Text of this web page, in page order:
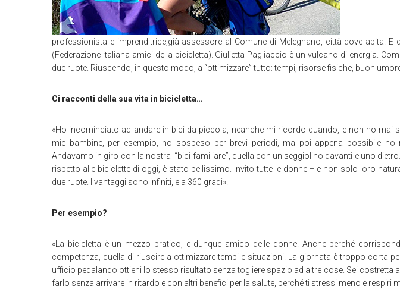
professionista e imprenditrice,già assessore al Comune di Melegnano, città dove abita. E
(Federazione italiana amici della bicicletta). Giulietta Pagliaccio è un vulcano di energia.
due ruote. Riuscendo, in questo modo, a “ottimizzare” tutto: tempi, risorse fisiche, buon
Ci racconti della sua vita in bicicletta…
«Ho incominciato ad andare in bici da piccola, neanche mi ricordo quando, e non ho mai
mie bambine, per esempio, ho sospeso per brevi periodi, ma poi appena possibile ho
Andavamo in giro con la nostra “bici familiare”, quella con un seggiolino davanti e uno
rispetto alle biciclette di oggi, è stato bellissimo. Invito tutte le donne – e non solo loro
due ruote. I vantaggi sono infiniti, e a 360 gradi».
Per esempio?
«La bicicletta è un mezzo pratico, e dunque amico delle donne. Anche perché
competenza, quella di riuscire a ottimizzare tempi e situazioni. La giornata è troppo corta
ufficio pedalando ottieni lo stesso risultato senza togliere spazio ad altre cose. Sei costretta a
farlo senza arrivare in ritardo e con altri benefici per la salute, perché ti stressi meno e respiri